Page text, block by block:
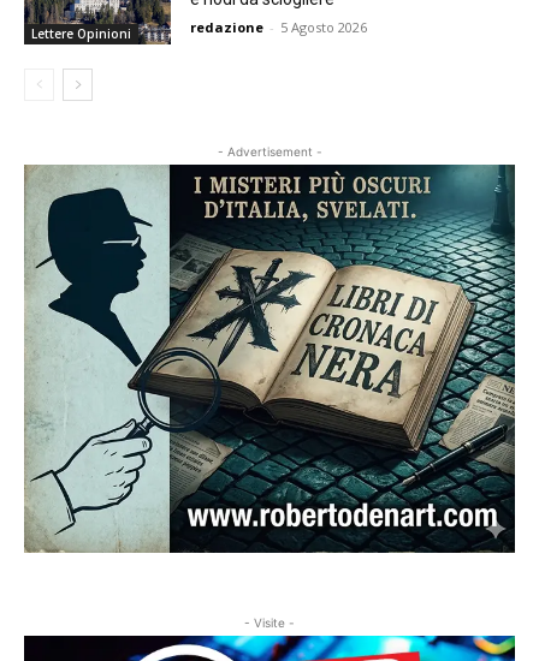
Lettere Opinioni redazione - 5 Agosto 2026
- Advertisement -
- Visite -